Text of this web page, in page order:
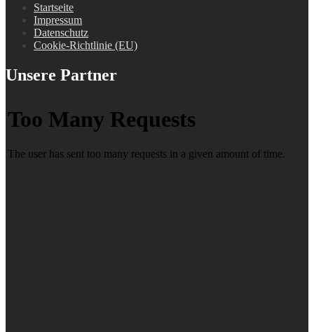
Startseite
Impressum
Datenschutz
Cookie-Richtlinie (EU)
Unsere Partner